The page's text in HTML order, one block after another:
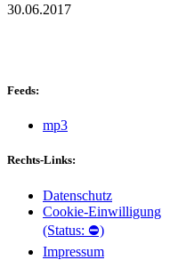
30.06.2017
Feeds:
mp3
Rechts-Links:
Datenschutz
Cookie-Einwilligung
(Status: ⛔)
Impressum